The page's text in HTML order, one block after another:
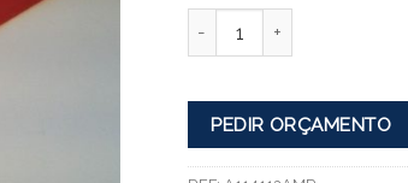
PEDIR ORÇAMENTO